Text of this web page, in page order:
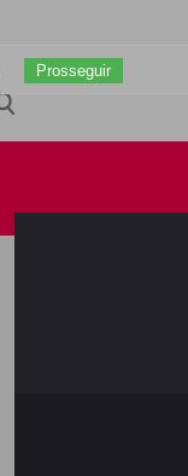
Prosseguir